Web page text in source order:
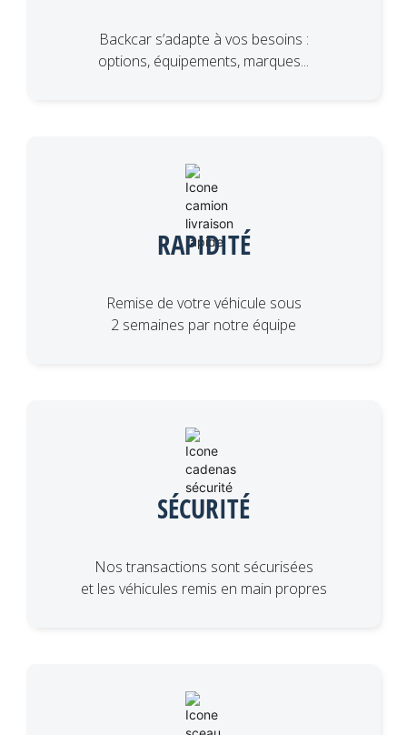
Backcar s’adapte à vos besoins :
options, équipements, marques...
RAPIDITÉ
Remise de votre véhicule sous
2 semaines par notre équipe
SÉCURITÉ
Nos transactions sont sécurisées
et les véhicules remis en main propres